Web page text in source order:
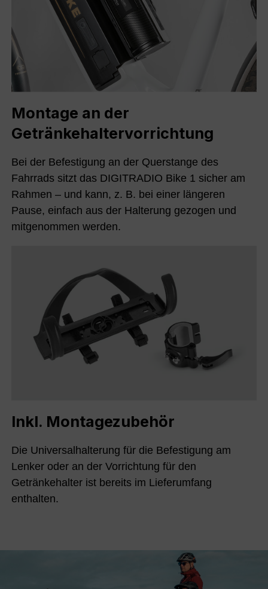
Montage an der
Getränkehaltervorrichtung
Bei der Befestigung an der Querstange des
Fahrrads sitzt das DIGITRADIO Bike 1 sicher am
Rahmen – und kann, z. B. bei einer längeren
Pause, einfach aus der Halterung gezogen und
mitgenommen werden.
Inkl. Montagezubehör
Die Universalhalterung für die Befestigung am
Lenker oder an der Vorrichtung für den
Getränkehalter ist bereits im Lieferumfang
enthalten.